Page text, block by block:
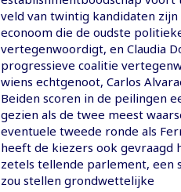
veld van twintig kandidaten zijn
econoom die de oudste
vertegenwoordigt, en Claudia
progressieve coalitie
wiens echtgenoot, Carlos
Beiden scoren in de peilingen
gezien als de twee meest
eventuele tweede ronde als
heeft de kiezers ook gevraagd
zetels tellende parlement, een
zou stellen grondwettelijke